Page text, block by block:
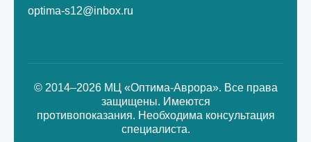
optima-s12@inbox.ru
© 2014–2026 МЦ «Оптима-Аврора». Все права
защищены. Имеются
противопоказания. Необходима консультация
специалиста.